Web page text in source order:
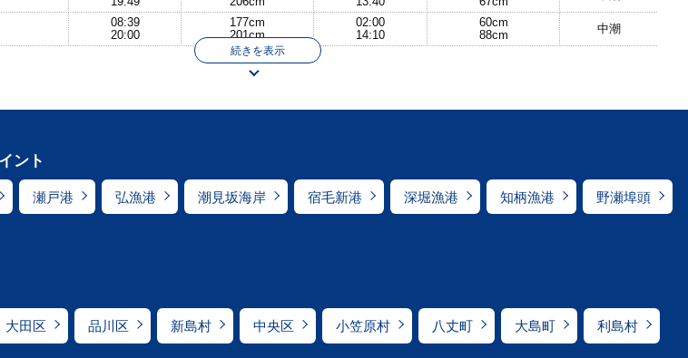
08:39
20:00
177cm
201cm
02:00
14:10
60cm
88cm
中潮
続きを表示
ント
瀬戸港 弘漁港 潮見坂海岸 宿毛新港 深堀漁港 知柄漁港 野瀬埠頭
大田区 品川区 新島村 中央区 小笠原村 八丈町 大島町 利島村